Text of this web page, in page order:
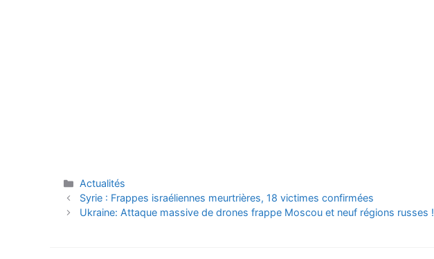
Catégories
Actualités
Syrie : Frappes israéliennes meurtrières, 18 victimes confirmées
Ukraine: Attaque massive de drones frappe Moscou et neuf régions russes !